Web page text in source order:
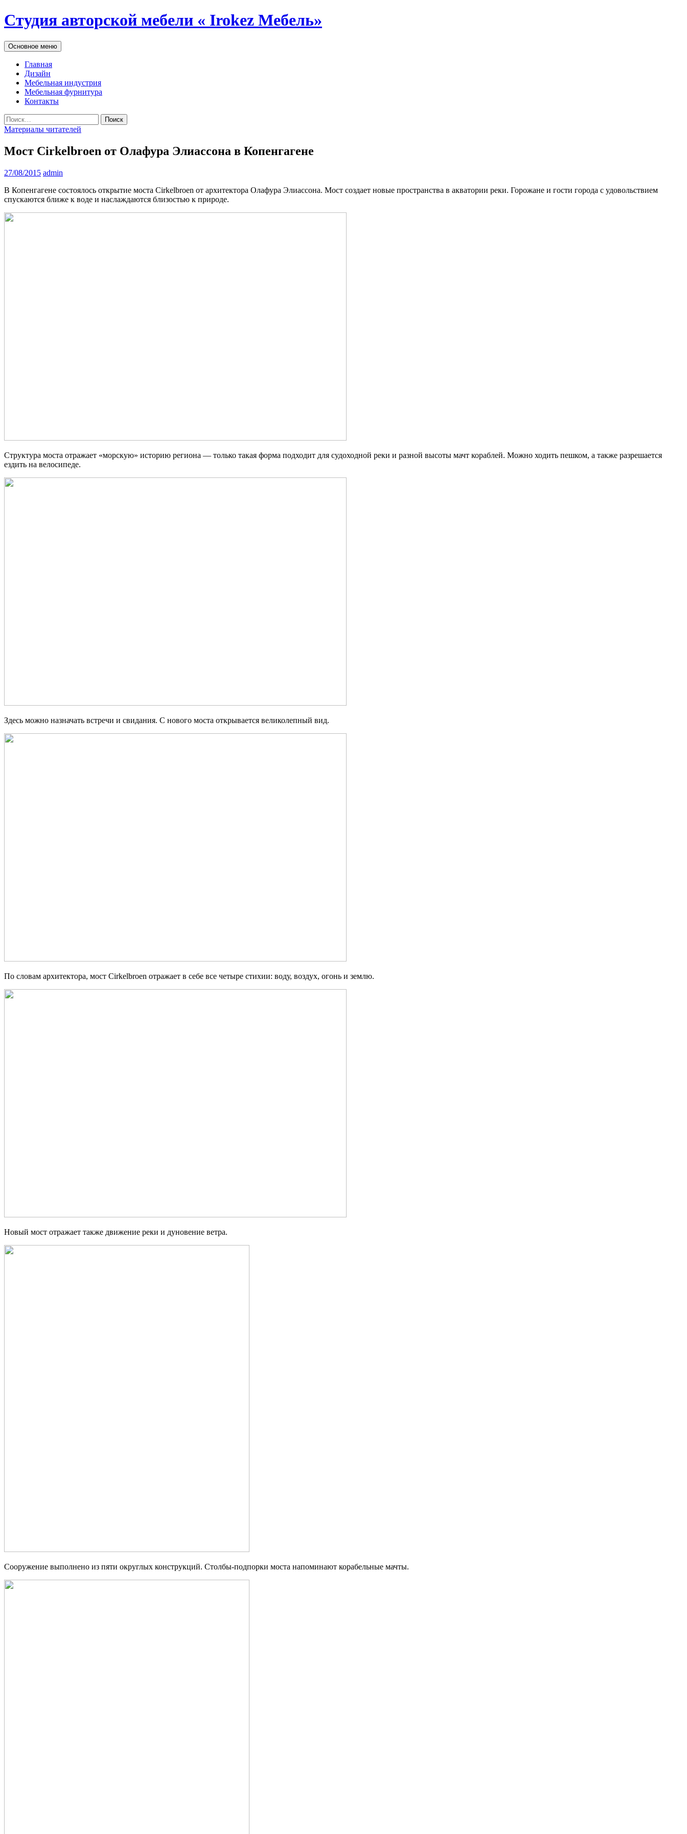
Студия авторской мебели « Irokez Мебель»
Поиск
Основное меню Перейти
к
Главная
Дизайн
Мебельная индустрия
Мебельная фурнитура
Контакты
Найти:
Материалы читателей
Мост Cirkelbroen от Олафура Элиассона в Копенгагене
27/08/2015 admin
В Копенгагене состоялось открытие моста Cirkelbroen от архитектора Олафура Элиассона. Мост создает новые пространства в акватории реки. Горожане и гости города с удовольствием
спускаются ближе к воде и наслаждаются близостью к природе.
Структура моста отражает «морскую» историю региона — только такая форма подходит для судоходной реки и разной высоты мачт кораблей. Можно ходить пешком, а также разрешается
ездить на велосипеде.
Здесь можно назначать встречи и свидания. С нового моста открывается великолепный вид.
По словам архитектора, мост Cirkelbroen отражает в себе все четыре стихии: воду, воздух, огонь и землю.
Новый мост отражает также движение реки и дуновение ветра.
Сооружение выполнено из пяти округлых конструкций. Столбы-подпорки моста напоминают корабельные мачты.